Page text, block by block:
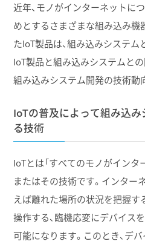
近年、モノがインターネットにつ
めとするさまざまな組み込み機
たIoT製品は、組み込みシステム
IoT製品と組み込みシステムと
組み込みシステム開発の技術動
IoTの普及によって組み込
る技術
IoTとは「すべてのモノがインタ
またはその技術です。インター
えば離れた場所の状況を把握す
操作する、臨機応変にデバイス
可能になります。このとき、デ